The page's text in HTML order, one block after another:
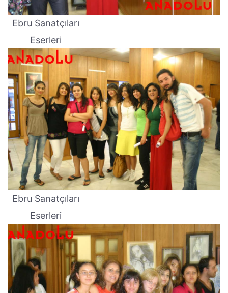
Ebru Sanatçıları
Eserleri
Ebru Sanatçıları
Eserleri